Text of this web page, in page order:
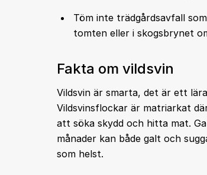
Töm inte trädgårdsavfall
tomten eller i skogsbrynet
Fakta om vildsvin
Vildsvin är smarta, det är ett
Vildsvinsflockar är matriarkat
att söka skydd och hitta mat.
månader kan både galt och
som helst.